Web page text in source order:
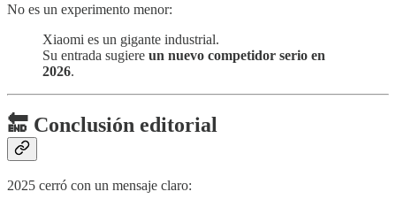
No es un experimento menor:
Xiaomi es un gigante industrial.
Su entrada sugiere un nuevo competidor serio en
2026.
🔚 Conclusión editorial
2025 cerró con un mensaje claro: